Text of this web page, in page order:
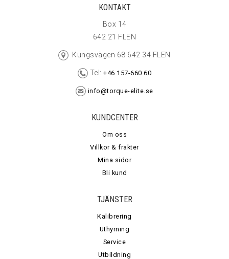
KONTAKT
Box 14
642 21 FLEN
Kungsvägen 68 642 34 FLEN
Tel: +46 157-660 60
info@torque-elite.se
KUNDCENTER
Om oss
Villkor & frakter
Mina sidor
Bli kund
TJÄNSTER
Kalibrering
Uthyrning
Service
Utbildning